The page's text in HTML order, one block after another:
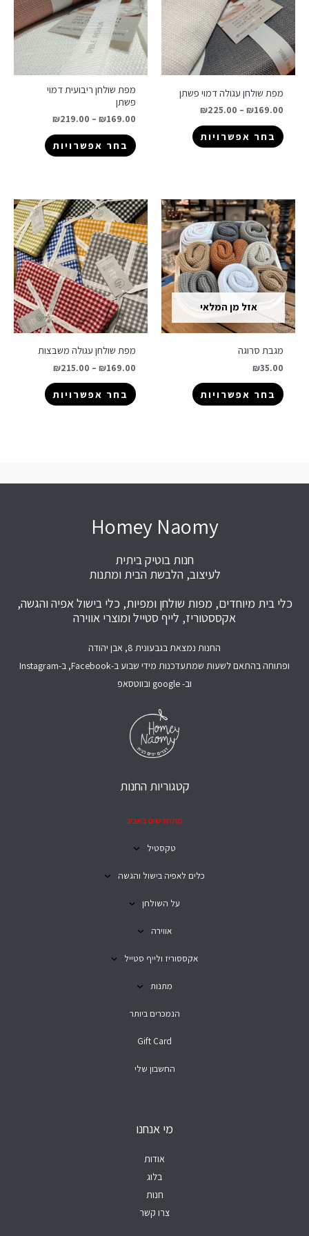
מפת שולחן עגולה דמוי פשתן
₪169.00
–
₪225.00
בחר אפשרויות
מפת שולחן ריבועית דמוי
פשתן
₪169.00
–
₪219.00
בחר אפשרויות
אזל מן המלאי
מגבת סרוגה
₪35.00
בחר אפשרויות
מפת שולחן עגולה משבצות
₪169.00
–
₪215.00
בחר אפשרויות
Homey Naomy
חנות בוטיק ביתית
לעיצוב, הלבשת הבית ומתנות
כלי בית מיוחדים, מפות שולחן ומפיות, כלי בישול אפיה והגשה,
אקססטוריז, לייף סטייל ומוצרי אווירה
החנות נמצאת בגבעונית 8, אבן יהודה
ופתוחה בהתאם לשעות שמתעדכנות מידי שבוע ב-Facebook, ב-Instagram
וב- google ובווטסאפ
קטגוריות החנות
מתחדשים באביב
טקסטיל
כלים לאפיה בישול והגשה
על השולחן
אווירה
אקססוריז ולייף סטייל
מתנות
הנמכרים ביותר
Gift Card
החשבון שלי
מי אנחנו
אודות
בלוג
חנות
צרו קשר